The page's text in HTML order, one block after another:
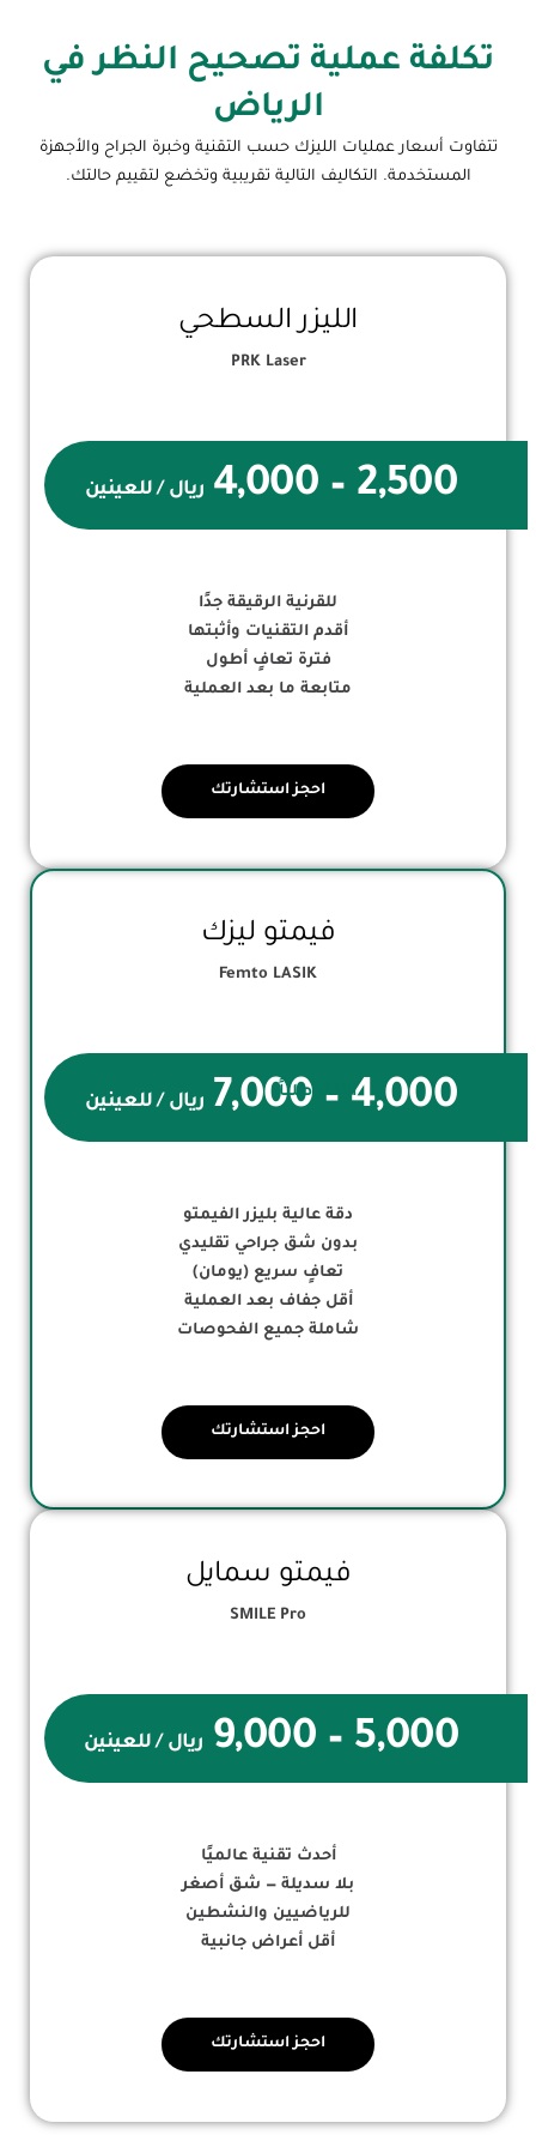
تكلفة عملية تصحيح النظر في
الرياض
تتفاوت أسعار عمليات الليزك حسب التقنية وخبرة الجراح والأجهزة
المستخدمة. التكاليف التالية تقريبية وتخضع لتقييم حالتك.
الليزر السطحي
PRK Laser
2,500 – 4,000 ريال / للعينين
للقرنية الرقيقة جدًا
أقدم التقنيات وأثبتها
فترة تعافٍ أطول
متابعة ما بعد العملية
احجز استشارتك
فيمتو ليزك
Femto LASIK
4,000 – 7,000 ريال / للعينين
دقة عالية بليزر الفيمتو
بدون شق جراحي تقليدي
تعافٍ سريع (يومان)
أقل جفاف بعد العملية
شاملة جميع الفحوصات
احجز استشارتك
فيمتو سمايل
SMILE Pro
5,000 – 9,000 ريال / للعينين
أحدث تقنية عالميًا
بلا سديلة — شق أصغر
للرياضيين والنشطين
أقل أعراض جانبية
احجز استشارتك
الأكثر طلباً